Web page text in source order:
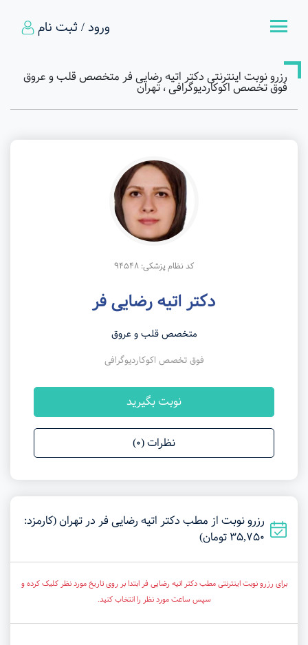
ورود / ثبت نام
رزرو نوبت اینترنتی دکتر اتیه رضایی فر متخصص قلب و عروق
فوق تخصص اکوکاردیوگرافی ، تهران
کد نظام پزشکی: 94548
دکتر اتیه رضایی فر
متخصص قلب و عروق
فوق تخصص اکوکاردیوگرافی
نوبت بگیرید
نظرات (0)
رزرو نوبت از مطب دکتر اتیه رضایی فر در تهران (کارمزد:
35,750 تومان)
برای رزرو نوبت اینترنتی مطب دکتر اتیه رضایی فر ابتدا بر روی تاریخ مورد نظر کلیک کرده و
سپس ساعت مورد نظر را انتخاب کنید.